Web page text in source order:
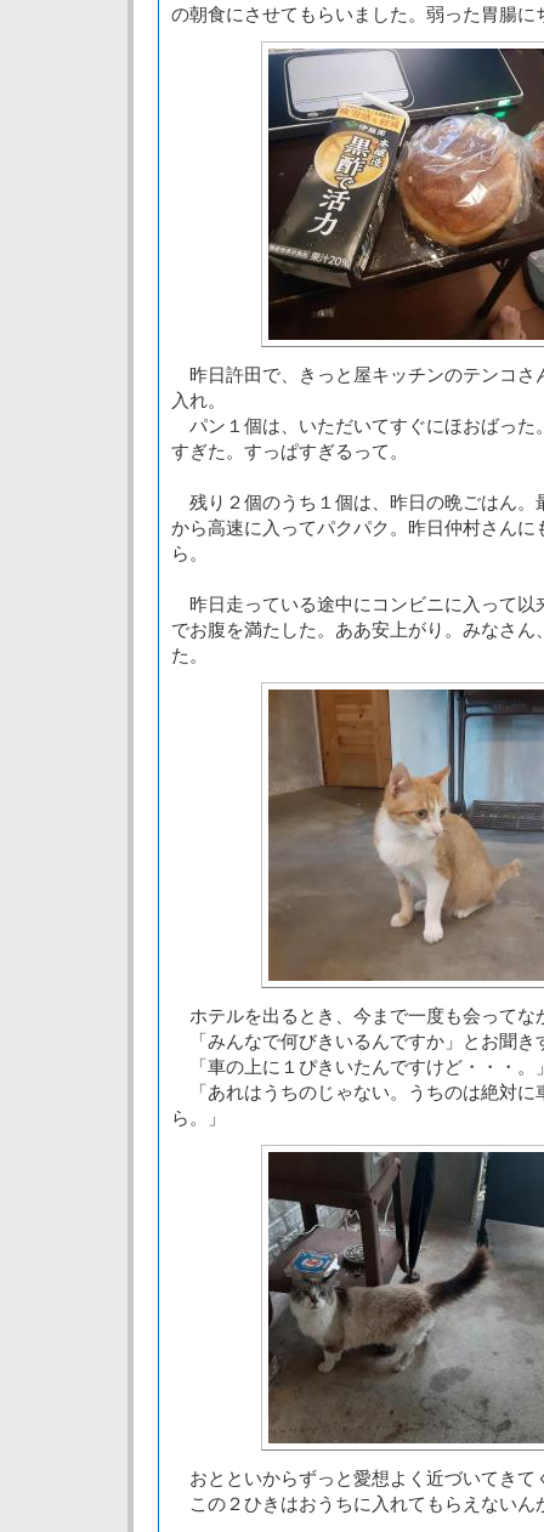
の朝食にさせてもらいました。弱った胃腸に
昨日許田で、きっと屋キッチンのテンコさ
入れ。
パン１個は、いただいてすぐにほおばった
すぎた。すっぱすぎるって。
残り２個のうち１個は、昨日の晩ごはん。
から高速に入ってパクパク。昨日仲村さんに
ら。
昨日走っている途中にコンビニに入って以
でお腹を満たした。ああ安上がり。みなさん
た。
ホテルを出るとき、今まで一度も会ってな
「みんなで何びきいるんですか」とお聞き
「車の上に１ぴきいたんですけど・・・。
「あれはうちのじゃない。うちのは絶対に
ら。」
おとといからずっと愛想よく近づいてきて
この２ひきはおうちに入れてもらえないん